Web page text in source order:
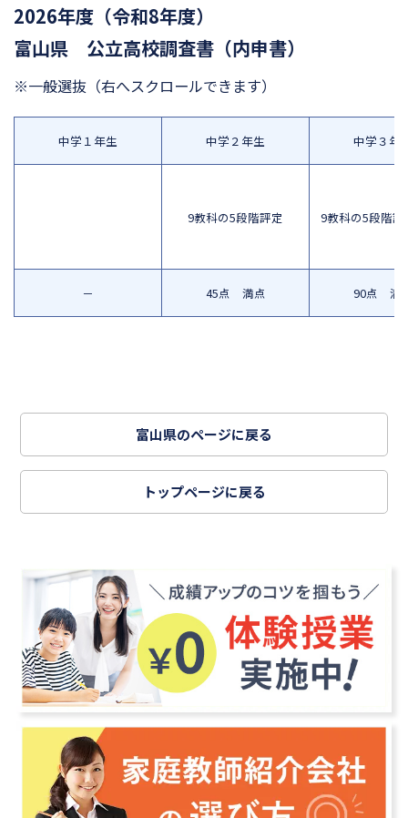
2026年度（令和8年度）
富山県 公立高校調査書（内申書）
※一般選抜 （右へスクロールできます）
中学１年生
－
中学２年生
9教科の5段階評定
45点 満点
中学３年
9教科の5段階評
90点 満
富山県のページに戻る
トップページに戻る